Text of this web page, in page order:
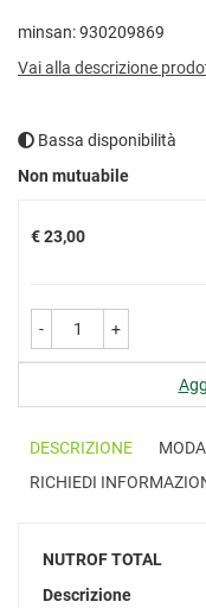
minsan: 930209869
Vai alla descrizione
Bassa disponibilità
Non mutuabile
Prezzo
€ 23,00
- +
DESCRIZIONE
RICHIEDI
NUTROF TOTAL
Descrizione